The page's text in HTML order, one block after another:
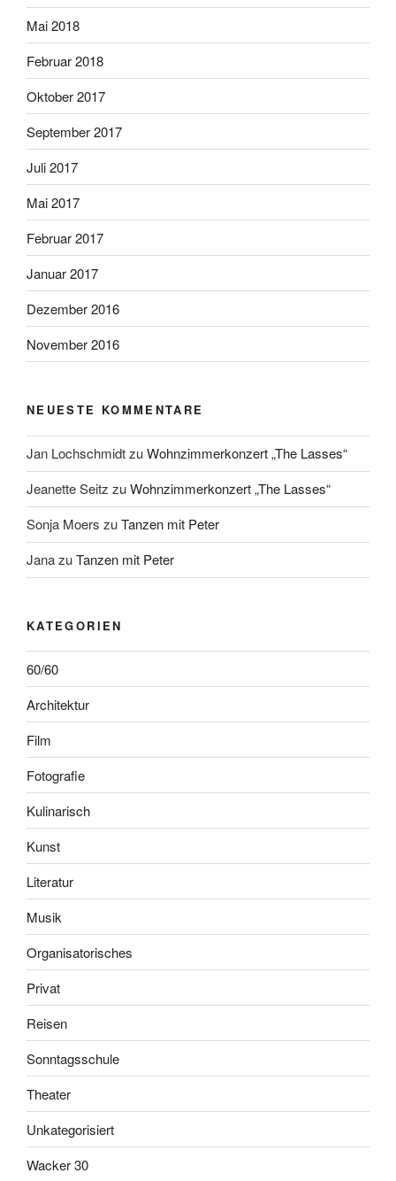
Mai 2018
Februar 2018
Oktober 2017
September 2017
Juli 2017
Mai 2017
Februar 2017
Januar 2017
Dezember 2016
November 2016
NEUESTE KOMMENTARE
Jan LochschmidtzuWohnzimmerkonzert „The Lasses“
Jeanette Seitz zuWohnzimmerkonzert „The Lasses“
Sonja Moers zuTanzen mit Peter
JanazuTanzen mit Peter
KATEGORIEN
60/60
Architektur
Film
Fotografie
Kulinarisch
Kunst
Literatur
Musik
Organisatorisches
Privat
Reisen
Sonntagsschule
Theater
Unkategorisiert
Wacker 30